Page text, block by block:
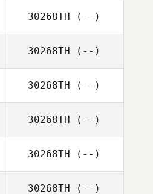
30268TH (--)
30268TH (--)
30268TH (--)
30268TH (--)
30268TH (--)
30268TH (--)